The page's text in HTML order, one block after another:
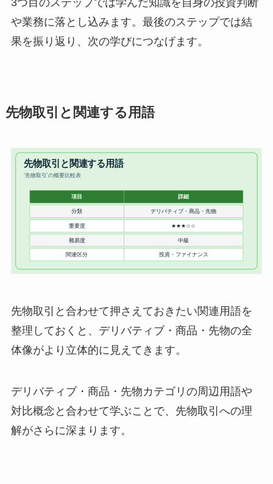
3つ目のステップでは学んだ知識を自身の投資判断
や業務に落とし込みます。最後のステップでは結
果を振り返り、次の学びにつなげます。
先物取引と関連する用語
先物取引と合わせて押さえておきたい関連用語を
整理しておくと、デリバティブ・商品・先物の全
体像がより立体的に見えてきます。
デリバティブ・商品・先物カテゴリの周辺用語や
対比概念と合わせて学ぶことで、先物取引への理
解がさらに深まります。